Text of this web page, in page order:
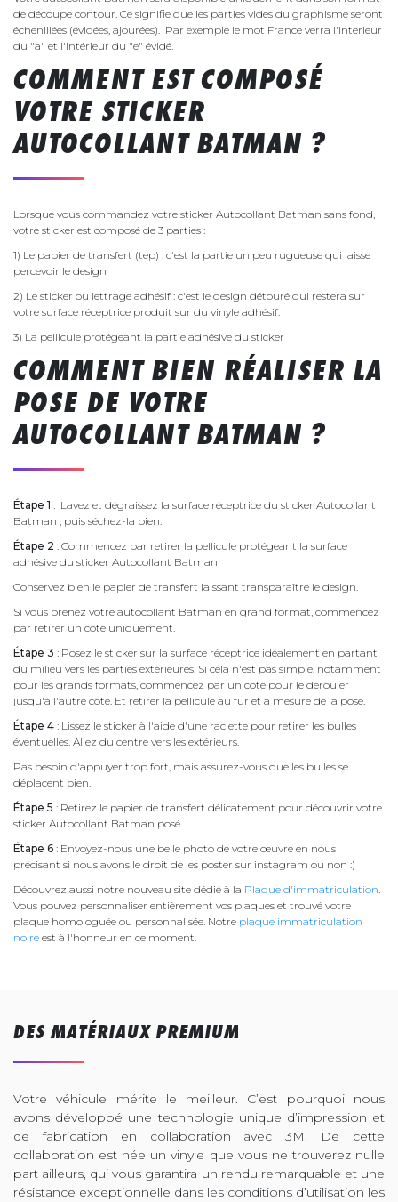
de découpe contour. Ce signifie que les parties vides du graphisme seront
échenillées (évidées, ajourées). Par exemple le mot France verra l'interieur
du "a" et l'intérieur du "e" évidé.
COMMENT EST COMPOSÉ
VOTRE STICKER
AUTOCOLLANT BATMAN ?
Lorsque vous commandez votre sticker Autocollant Batman sans fond,
votre sticker est composé de 3 parties :
1) Le papier de transfert (tep) : c'est la partie un peu rugueuse qui laisse
percevoir le design
2) Le sticker ou lettrage adhésif : c'est le design détouré qui restera sur
votre surface réceptrice produit sur du vinyle adhésif.
3) La pellicule protégeant la partie adhésive du sticker
COMMENT BIEN RÉALISER LA
POSE DE VOTRE
AUTOCOLLANT BATMAN ?
Étape 1 : Lavez et dégraissez la surface réceptrice du sticker Autocollant
Batman , puis séchez-la bien.
Étape 2 : Commencez par retirer la pellicule protégeant la surface
adhésive du sticker Autocollant Batman
Conservez bien le papier de transfert laissant transparaître le design.
Si vous prenez votre autocollant Batman en grand format, commencez
par retirer un côté uniquement.
Étape 3 : Posez le sticker sur la surface réceptrice idéalement en partant
du milieu vers les parties extérieures. Si cela n'est pas simple, notamment
pour les grands formats, commencez par un côté pour le dérouler
jusqu'à l'autre côté. Et retirer la pellicule au fur et à mesure de la pose.
Étape 4 : Lissez le sticker à l'aide d'une raclette pour retirer les bulles
éventuelles. Allez du centre vers les extérieurs.
Pas besoin d'appuyer trop fort, mais assurez-vous que les bulles se
déplacent bien.
Étape 5 : Retirez le papier de transfert délicatement pour découvrir votre
sticker Autocollant Batman posé.
Étape 6 : Envoyez-nous une belle photo de votre œuvre en nous
précisant si nous avons le droit de les poster sur instagram ou non :)
Découvrez aussi notre nouveau site dédié à la Plaque d'immatriculation.
Vous pouvez personnaliser entièrement vos plaques et trouvé votre
plaque homologuée ou personnalisée. Notre plaque immatriculation
noire est à l'honneur en ce moment.
DES MATÉRIAUX PREMIUM
Votre véhicule mérite le meilleur. C’est pourquoi nous
avons développé une technologie unique d’impression et
de fabrication en collaboration avec 3M. De cette
collaboration est née un vinyle que vous ne trouverez nulle
part ailleurs, qui vous garantira un rendu remarquable et une
résistance exceptionnelle dans les conditions d’utilisation les